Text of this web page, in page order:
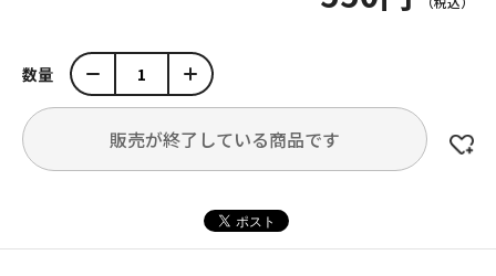
数量
販売が終了している商品です